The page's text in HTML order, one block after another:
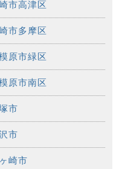
市高津区
市多摩区
原市緑区
原市南区
市
市
崎市